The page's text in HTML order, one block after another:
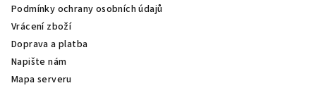
Podmínky ochrany osobních údajů
Vrácení zboží
Doprava a platba
Napište nám
Mapa serveru